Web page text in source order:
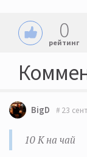
0
рейтинг
BigD 23
10 К на чай